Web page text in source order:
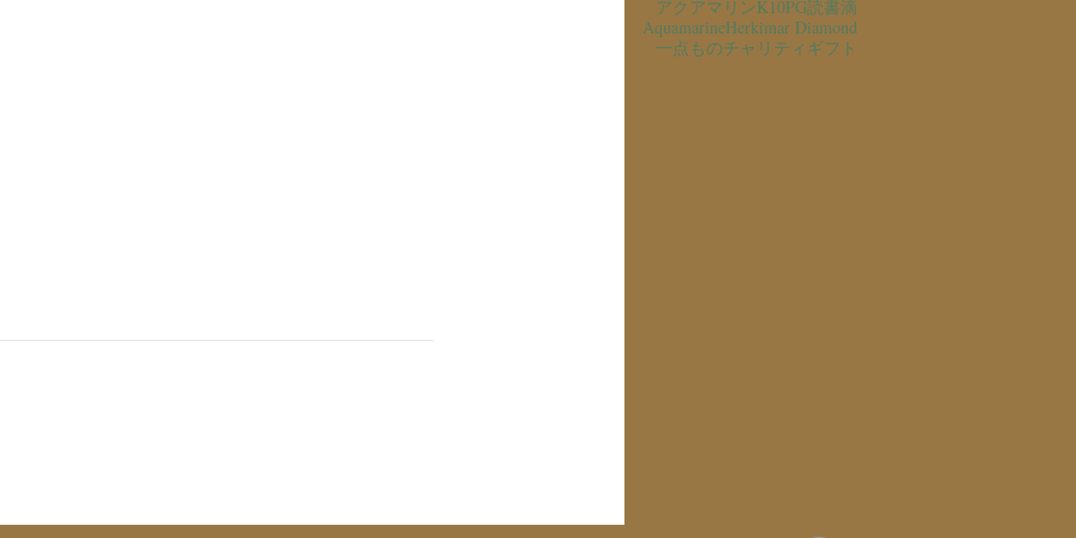
アクアマリンK10PG読書滴
AquamarineHerkimar Diamond
一点ものチャリティ ギフト